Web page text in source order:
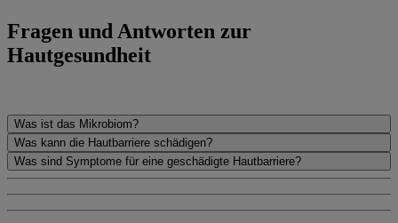
Fragen und Antworten zur
Hautgesundheit
Was ist das Mikrobiom?
Was kann die Hautbarriere schädigen?
Was sind Symptome für eine geschädigte Hautbarriere?